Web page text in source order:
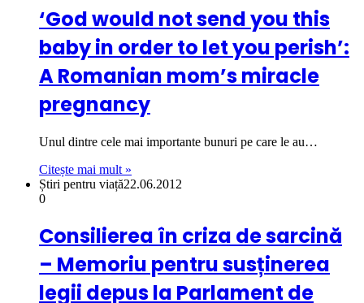
‘God would not send you this
baby in order to let you perish’:
A Romanian mom’s miracle
pregnancy
Unul dintre cele mai importante bunuri pe care le au…
Citește mai mult »
Știri pentru viață22.06.2012
0
Consilierea în criza de sarcină
– Memoriu pentru susținerea
legii depus la Parlament de